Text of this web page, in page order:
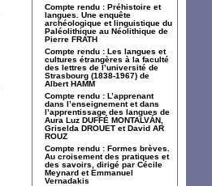
Compte rendu : Préhistoire et
langues. Une enquête
archéologique et linguistique du
Paléolithique au Néolithique de
Pierre FRATH
Compte rendu : Les langues et
cultures étrangères à la faculté
des lettres de l’université de
Strasbourg (1838‐1967) de
AlbertHAMM
Compte rendu : L’apprenant
dans l’enseignement et dans
l’apprentissage des langues de
Aura Luz DUFFÉ MONTALVÁN,
Griselda DROUET et David AR
ROUZ
Compte rendu : Formes brèves.
Au croisement des pratiques et
des savoirs, dirigé par Cécile
Meynard et Emmanuel
Vernadakis